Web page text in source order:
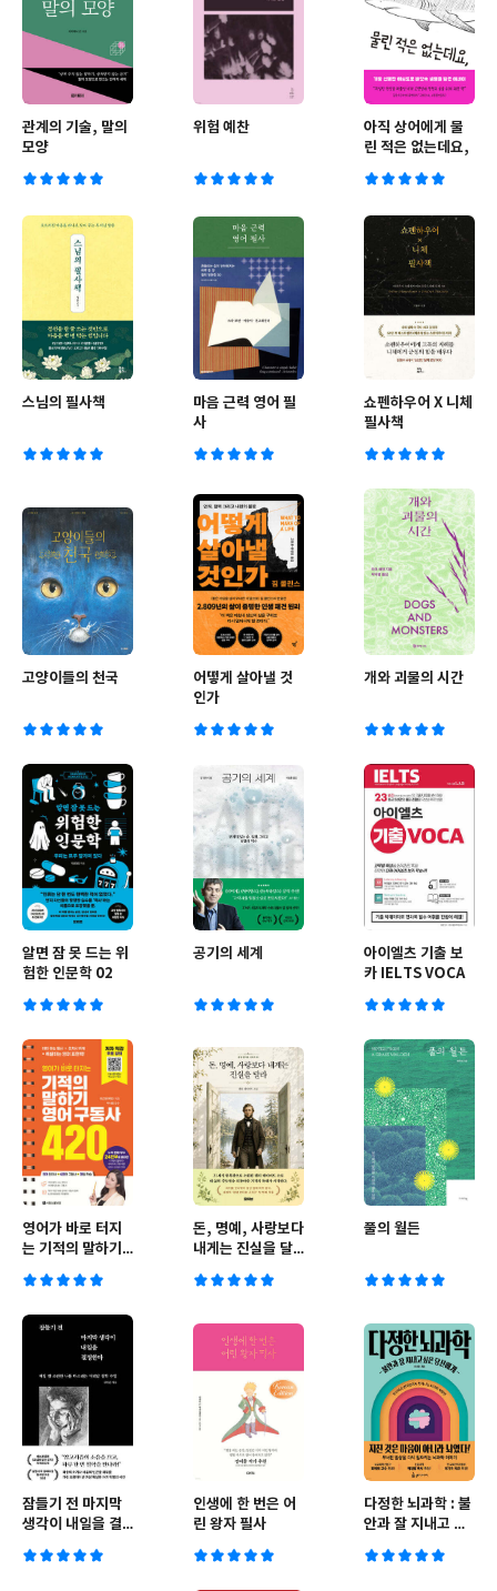
관계의 기술, 말의
모양
위험 예찬
아직 상어에게 물
린 적은 없는데요,
스님의 필사책
마음 근력 영어 필
사
쇼펜하우어 X 니체
필사책
고양이들의 천국
어떻게 살아낼 것
인가
개와 괴물의 시간
알면 잠 못 드는 위
험한 인문학 02
공기의 세계
아이엘츠 기출 보
카 IELTS VOCA
영어가 바로 터지
는 기적의 말하기
돈, 명예, 사랑보다
내게는 진실을 달
풀의 월든
잠들기 전 마지막
생각이 내일을 결
인생에 한 번은 어
린 왕자 필사
다정한 뇌과학 : 불
안과 잘 지내고 싶